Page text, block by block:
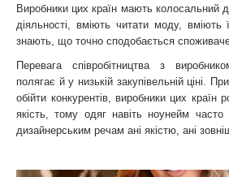
Виробники цих країн мають колосальний
діяльності, вміють читати моду, вміють
знають, що точно сподобається
Перевага співробітництва з
полягає й у низькій закупівельній ціні.
обійти конкурентів, виробники цих країн
якість, тому одяг навіть ноунейм часто
дизайнерським речам ані якістю, ані